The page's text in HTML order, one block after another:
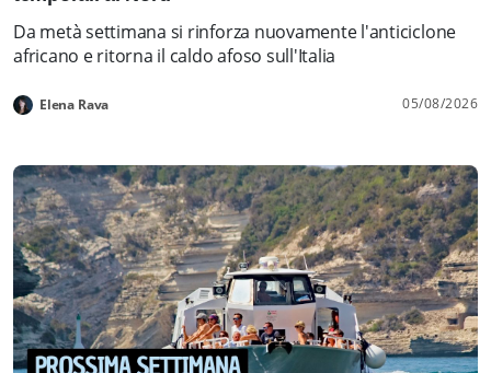
Da metà settimana si rinforza nuovamente l'anticiclone
africano e ritorna il caldo afoso sull'Italia
Elena Rava 05/08/2026